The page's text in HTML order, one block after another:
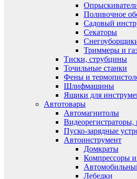
Поливочное
Садовый
Секаторы
Триммеры и
Тиски, струбцины
Точильные станки
Фены и
Шлифмашины
Ящики для
Автотовары
Автомагнитолы
Видеорегистраторы,
Пуско-зарядные
Автоинструмент
Домкраты
Компрессоры
Лебедки